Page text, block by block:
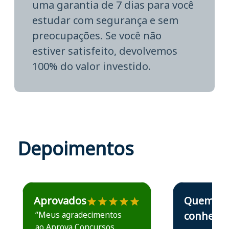
uma garantia de 7 dias para você
estudar com segurança e sem
preocupações. Se você não
estiver satisfeito, devolvemos
100% do valor investido.
Depoimentos
Estudante José recomenda o Aprova Concursos em
Aprovados
“Meus agradecimentos
Estudante Elais
Quem
conhece,